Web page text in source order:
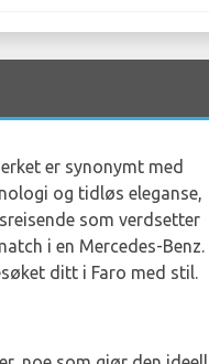
er synonymt med
og tidløs eleganse,
som verdsetter
i en Mercedes-Benz.
ditt i Faro med stil.